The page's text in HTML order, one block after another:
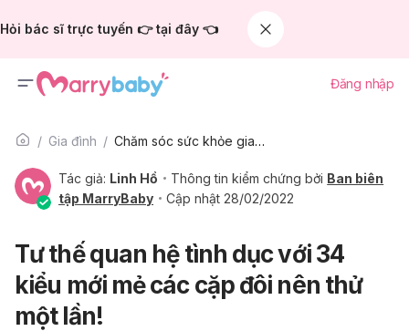
Hỏi bác sĩ trực tuyến 👉 tại đây 👈
Đăng nhập
Gia đình Chăm sóc sức khỏe gia đình
Tác giả: Linh Hồ Thông tin kiểm chứng bởi Ban biên
tập MarryBaby
Cập nhật 28/02/2022
Tư thế quan hệ tình dục với 34
kiểu mới mẻ các cặp đôi nên thử
một lần!